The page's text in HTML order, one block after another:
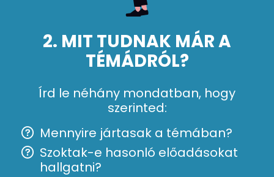
2. MIT TUDNAK MÁR A
TÉMÁDRÓL?
Írd le néhány mondatban, hogy
szerinted:
Mennyire jártasak a témában?
Szoktak-e hasonló előadásokat
hallgatni?